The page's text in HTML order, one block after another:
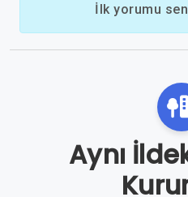
İlk yorumu
Aynı